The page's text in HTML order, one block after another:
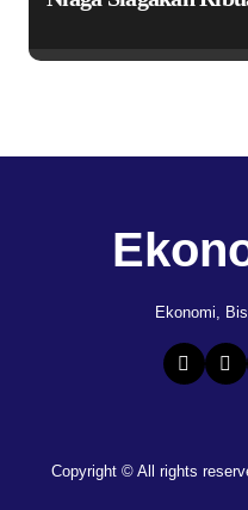
Ekonomi,
Copyright © All rights